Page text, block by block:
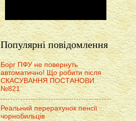
Популярні повідомлення
Борг ПФУ не повернуть
автоматично! Що робити після
СКАСУВАННЯ ПОСТАНОВИ
№821
Реальний перерахунок пенсії
чорнобильців